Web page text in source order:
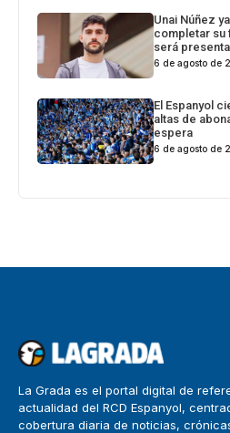
Unai Núñez
completar su
será
6 de agosto de
El Espanyol
altas de
espera
6 de agosto de
La Grada es el portal digital de
actualidad del RCD Espanyol,
cobertura diaria de noticias,